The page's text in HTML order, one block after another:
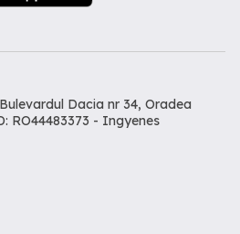
Dacia nr 34, Oradea
RO44483373 - Ingyenes